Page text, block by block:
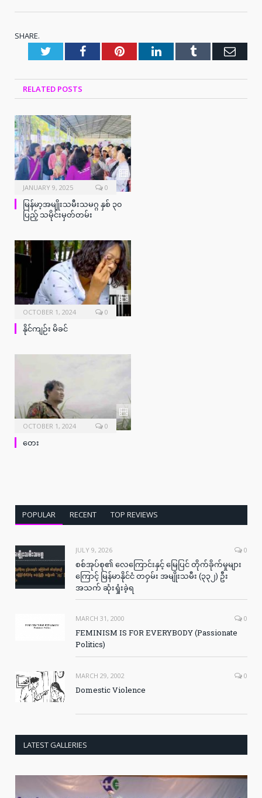
SHARE.
TwitterFacebookPinterestLinkedInTumblr
RELATED POSTS
JANUARY 9, 2025 0
မြန်မာ့အမျိုးသမီးသမဂ္ဂ နှစ် ၃၀
ပြည့် သမိုင်းမှတ်တမ်း
OCTOBER 1, 2024 0
နိုင်ကျဉ်း မိခင်
OCTOBER 1, 2024 0
တေး
POPULAR RECENT TOP REVIEWS
JULY 9, 2026 0
စစ်အုပ်စု၏ လေကြောင်းနှင့် မြေပြင် တိုက်ခိုက်မှုများ
ကြောင့် မြန်မာနိုင်ငံ တဝှမ်း အမျိုးသမီး (၃၃၂) ဦး
အသက် ဆုံးရှုံးခဲ့ရ
MARCH 31, 2000 0
FEMINISM IS FOR EVERYBODY (Passionate
Politics)
MARCH 29, 2002 0
Domestic Violence
LATEST GALLERIES